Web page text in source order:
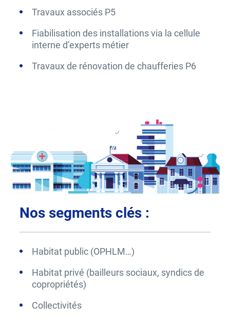
Travaux associés P5
Fiabilisation des installations via la cellule
interne d’experts métier
Travaux de rénovation de chaufferies P6
Nos segments clés :
Habitat public (OPHLM…)
Habitat privé (bailleurs sociaux, syndics de
copropriétés)
Collectivités